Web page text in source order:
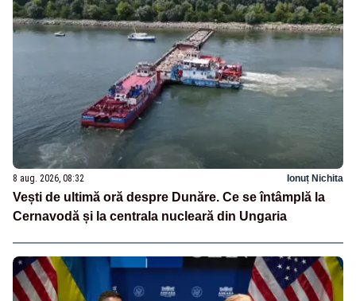
8 aug. 2026, 08:32 Ionuț Nichita
Vești de ultimă oră despre Dunăre. Ce se întâmplă la
Cernavodă și la centrala nucleară din Ungaria